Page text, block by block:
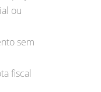
ou
sem
fiscal